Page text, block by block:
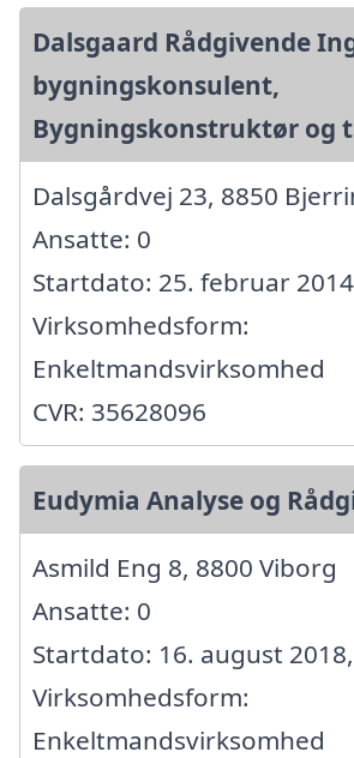
Dalsgaard Rådgivende
bygningskonsulent,
Bygningskonstruktør og
Dalsgårdvej 23, 8850
Ansatte: 0
Startdato: 25. februar
Virksomhedsform:
Enkeltmandsvirksomhed
CVR: 35628096
Eudymia Analyse og
Asmild Eng 8, 8800 Viborg
Ansatte: 0
Startdato: 16. august 2018,
Virksomhedsform:
Enkeltmandsvirksomhed